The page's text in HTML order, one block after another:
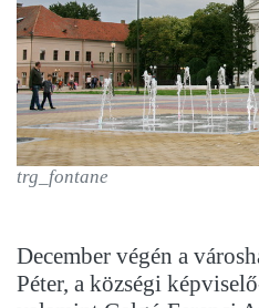
trg_fontane
December végén a
Péter, a községi